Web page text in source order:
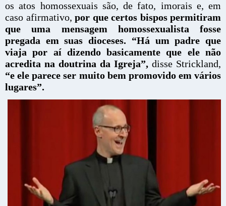
os atos homossexuais são, de fato, imorais e, em
caso afirmativo, por que certos bispos permitiram
que uma mensagem homossexualista fosse
pregada em suas dioceses. “Há um padre que
viaja por aí dizendo basicamente que ele não
acredita na doutrina da Igreja”, disse Strickland,
“e ele parece ser muito bem promovido em vários
lugares”.